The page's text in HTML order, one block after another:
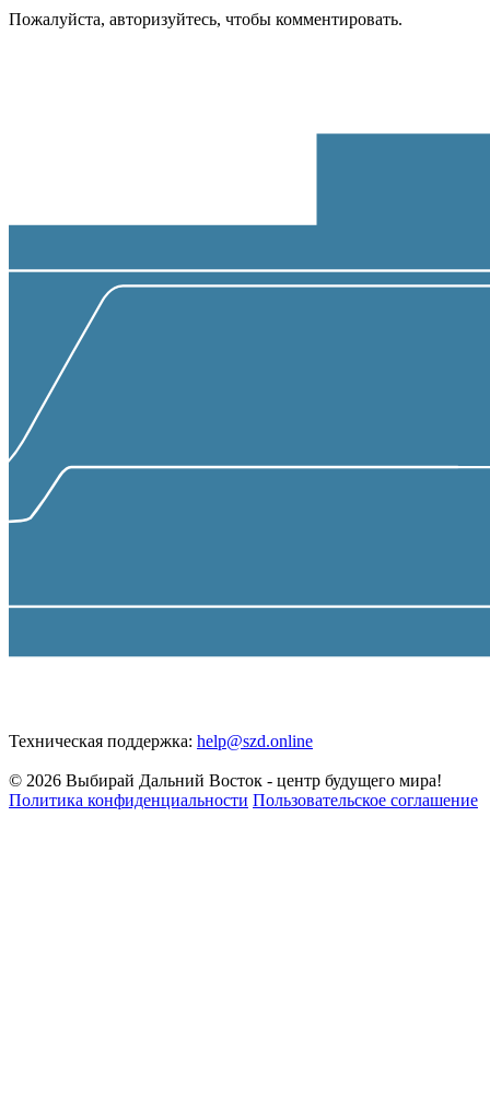
Пожалуйста, авторизуйтесь, чтобы комментировать.
Техническая поддержка: help@szd.online
© 2026 Выбирай Дальний Восток - центр будущего мира!
Политика конфиденциальности Пользовательское соглашение